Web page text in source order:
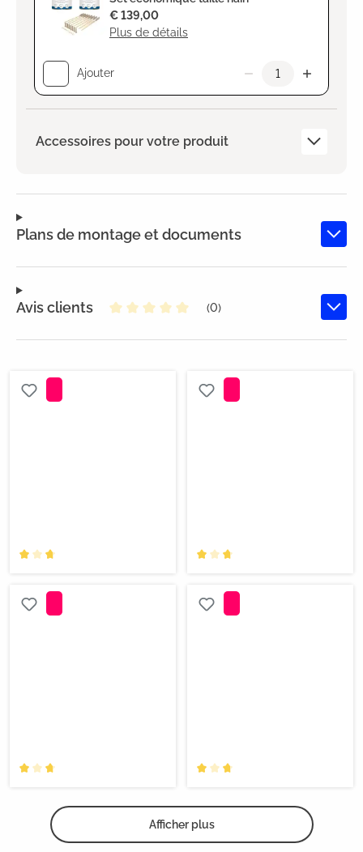
Plus de détails
€ 139,00
Ajouter
Accessoires pour votre produit
Plans de montage et documents
Avis clients
(0)
Afficher plus